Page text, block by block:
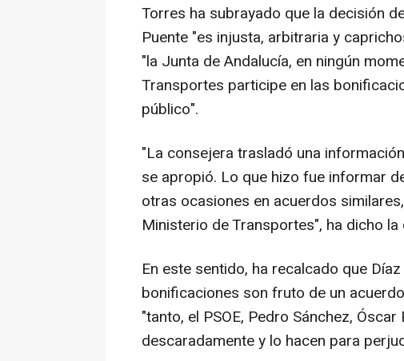
Torres ha subrayado que la decisión
Puente "es injusta, arbitraria y
"la Junta de Andalucía, en ningún
Transportes participe en las
público".
"La consejera trasladó una
se apropió. Lo que hizo fue informar
otras ocasiones en acuerdos
Ministerio de Transportes", ha dicho
En este sentido, ha recalcado que
bonificaciones son fruto de un
"tanto, el PSOE, Pedro Sánchez,
descaradamente y lo hacen para